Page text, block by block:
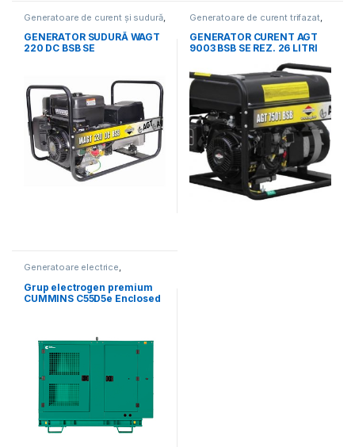
Generatoare de curent și sudură,
GENERATOR SUDURĂ WAGT
220 DC BSB SE
Generatoare de curent trifazat,
GENERATOR CURENT AGT
9003 BSB SE REZ. 26 LITRI
Generatoare electrice,
Grup electrogen premium
CUMMINS C55D5e Enclosed